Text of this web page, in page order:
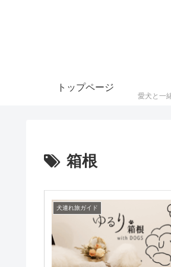
トップページ
箱根
犬連れ旅ガイド